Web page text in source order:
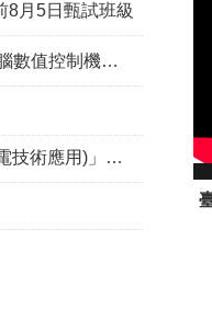
8月5日甄試班級
控制機械班
延長招生報名